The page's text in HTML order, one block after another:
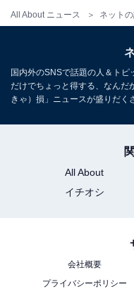
All About ニュース ネット
国内外のSNSで話題の人＆ト
だけでちょっと得する、なんだ
きゃ）損」ニュースが盛りだく
All About
イチオシ
会社概要
プライバシーポリシー